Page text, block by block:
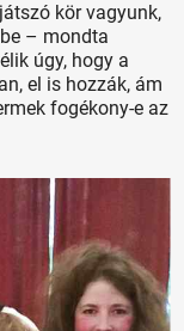
kör vagyunk,
– mondta
úgy, hogy a
el is hozzák, ám
fogékony-e az